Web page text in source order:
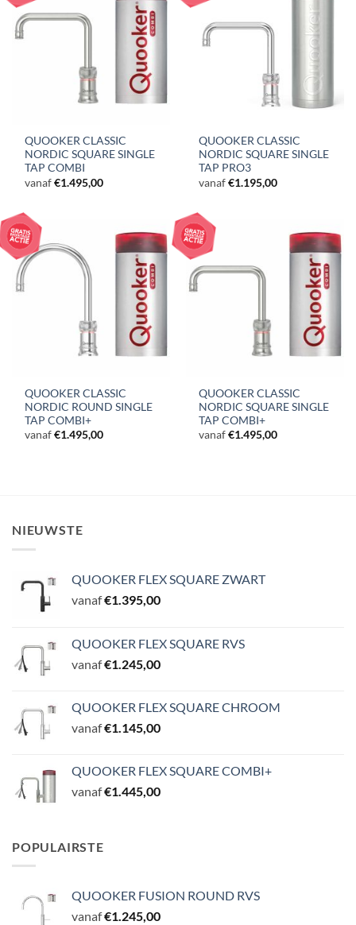
QUOOKER CLASSIC
NORDIC SQUARE SINGLE
TAP COMBI
vanaf€1.495,00
QUOOKER CLASSIC
NORDIC SQUARE SINGLE
TAP PRO3
vanaf€1.195,00
QUOOKER CLASSIC
NORDIC ROUND SINGLE
TAP COMBI+
vanaf€1.495,00
QUOOKER CLASSIC
NORDIC SQUARE SINGLE
TAP COMBI+
vanaf€1.495,00
NIEUWSTE
QUOOKER FLEX SQUARE ZWART
vanaf€1.395,00
QUOOKER FLEX SQUARE RVS
vanaf€1.245,00
QUOOKER FLEX SQUARE CHROOM
vanaf€1.145,00
QUOOKER FLEX SQUARE COMBI+
vanaf€1.445,00
POPULAIRSTE
QUOOKER FUSION ROUND RVS
vanaf€1.245,00